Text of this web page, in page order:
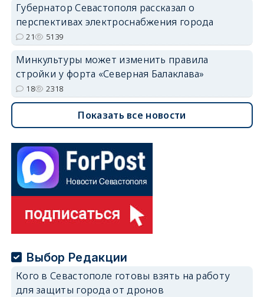
Губернатор Севастополя рассказал о
перспективах электроснабжения города
21 5139
Минкультуры может изменить правила
стройки у форта «Северная Балаклава»
18 2318
Показать все новости
Выбор Редакции
Кого в Севастополе готовы взять на работу
для защиты города от дронов